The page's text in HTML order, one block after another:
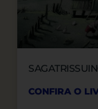
CONFIRA O